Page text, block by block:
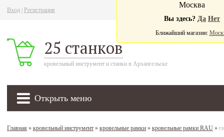
Вход Регистрация
25 станков
кровельный инструмент и станки в Архангельске
Открыть меню
Москва
Вы здесь? Да Нет
Ближайший магазин:
Главная » кровельный инструмент » кровельные рамки » кровельные рамки RAU »